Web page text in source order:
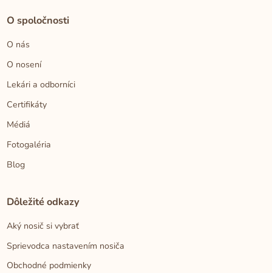
O spoločnosti
O nás
O nosení
Lekári a odborníci
Certifikáty
Médiá
Fotogaléria
Blog
Dôležité odkazy
Aký nosič si vybrať
Sprievodca nastavením nosiča
Obchodné podmienky